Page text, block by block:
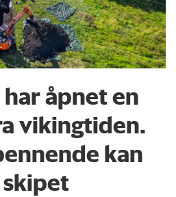
åpnet en
vikingtiden.
kan